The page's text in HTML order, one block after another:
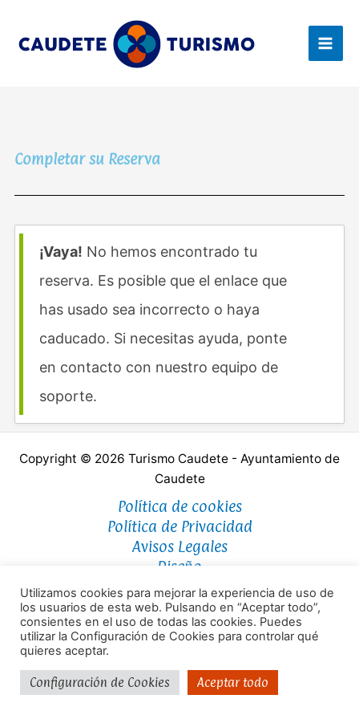
contenido
Completar su Reserva
¡Vaya! No hemos encontrado tu
reserva. Es posible que el enlace que
has usado sea incorrecto o haya
caducado. Si necesitas ayuda, ponte
en contacto con nuestro equipo de
soporte.
Copyright © 2026 Turismo Caudete - Ayuntamiento de
Caudete
Política de cookies
Política de Privacidad
Avisos Legales
Diseño
Utilizamos cookies para mejorar la experiencia de uso de
los usuarios de esta web. Pulsando en “Aceptar todo”,
consientes en el uso de todas las cookies. Puedes
utilizar la Configuración de Cookies para controlar qué
quieres aceptar.
Configuración de Cookies Aceptar todo